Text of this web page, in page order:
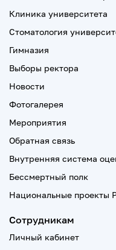
Клиника университета
Стоматология
Гимназия
Выборы ректора
Новости
Фотогалерея
Мероприятия
Обратная связь
Внутренняя система
Бессмертный полк
Национальные проекты
Сотрудникам
Личный кабинет